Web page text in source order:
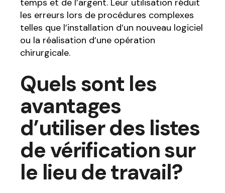
temps et de l’argent. Leur utilisation réduit
les erreurs lors de procédures complexes
telles que l’installation d’un nouveau logiciel
ou la réalisation d’une opération
chirurgicale.
Quels sont les
avantages
d’utiliser des listes
de vérification sur
le lieu de travail?